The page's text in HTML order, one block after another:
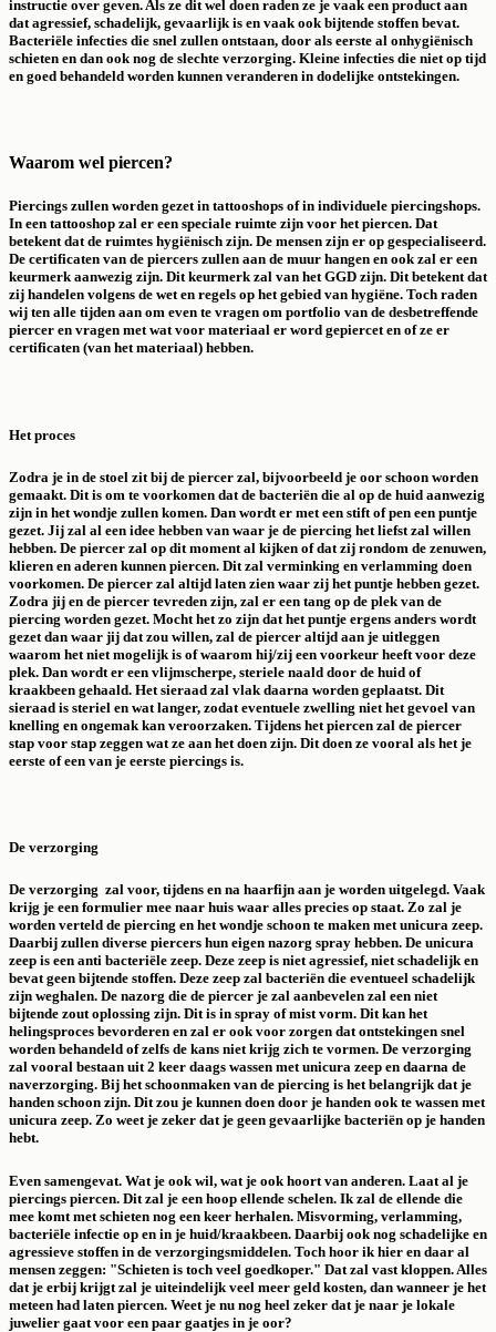
instructie over geven. Als ze dit wel doen raden ze je vaak een product aan
dat agressief, schadelijk, gevaarlijk is en vaak ook bijtende stoffen bevat.
Bacteriële infecties die snel zullen ontstaan, door als eerste al onhygiënisch
schieten en dan ook nog de slechte verzorging. Kleine infecties die niet op tijd
en goed behandeld worden kunnen veranderen in dodelijke ontstekingen.
Waarom wel piercen?
Piercings zullen worden gezet in tattooshops of in individuele piercingshops.
In een tattooshop zal er een speciale ruimte zijn voor het piercen. Dat
betekent dat de ruimtes hygiënisch zijn. De mensen zijn er op gespecialiseerd.
De certificaten van de piercers zullen aan de muur hangen en ook zal er een
keurmerk aanwezig zijn. Dit keurmerk zal van het GGD zijn. Dit betekent dat
zij handelen volgens de wet en regels op het gebied van hygiëne. Toch raden
wij ten alle tijden aan om even te vragen om portfolio van de desbetreffende
piercer en vragen met wat voor materiaal er word gepiercet en of ze er
certificaten (van het materiaal) hebben.
Het proces
Zodra je in de stoel zit bij de piercer zal, bijvoorbeeld je oor schoon worden
gemaakt. Dit is om te voorkomen dat de bacteriën die al op de huid aanwezig
zijn in het wondje zullen komen. Dan wordt er met een stift of pen een puntje
gezet. Jij zal al een idee hebben van waar je de piercing het liefst zal willen
hebben. De piercer zal op dit moment al kijken of dat zij rondom de zenuwen,
klieren en aderen kunnen piercen. Dit zal verminking en verlamming doen
voorkomen. De piercer zal altijd laten zien waar zij het puntje hebben gezet.
Zodra jij en de piercer tevreden zijn, zal er een tang op de plek van de
piercing worden gezet. Mocht het zo zijn dat het puntje ergens anders wordt
gezet dan waar jij dat zou willen, zal de piercer altijd aan je uitleggen
waarom het niet mogelijk is of waarom hij/zij een voorkeur heeft voor deze
plek. Dan wordt er een vlijmscherpe, steriele naald door de huid of
kraakbeen gehaald. Het sieraad zal vlak daarna worden geplaatst. Dit
sieraad is steriel en wat langer, zodat eventuele zwelling niet het gevoel van
knelling en ongemak kan veroorzaken. Tijdens het piercen zal de piercer
stap voor stap zeggen wat ze aan het doen zijn. Dit doen ze vooral als het je
eerste of een van je eerste piercings is.
De verzorging
De verzorging zal voor, tijdens en na haarfijn aan je worden uitgelegd. Vaak
krijg je een formulier mee naar huis waar alles precies op staat. Zo zal je
worden verteld de piercing en het wondje schoon te maken met unicura zeep.
Daarbij zullen diverse piercers hun eigen nazorg spray hebben. De unicura
zeep is een anti bacteriële zeep. Deze zeep is niet agressief, niet schadelijk en
bevat geen bijtende stoffen. Deze zeep zal bacteriën die eventueel schadelijk
zijn weghalen. De nazorg die de piercer je zal aanbevelen zal een niet
bijtende zout oplossing zijn. Dit is in spray of mist vorm. Dit kan het
helingsproces bevorderen en zal er ook voor zorgen dat ontstekingen snel
worden behandeld of zelfs de kans niet krijg zich te vormen. De verzorging
zal vooral bestaan uit 2 keer daags wassen met unicura zeep en daarna de
naverzorging. Bij het schoonmaken van de piercing is het belangrijk dat je
handen schoon zijn. Dit zou je kunnen doen door je handen ook te wassen met
unicura zeep. Zo weet je zeker dat je geen gevaarlijke bacteriën op je handen
hebt.
Even samengevat. Wat je ook wil, wat je ook hoort van anderen. Laat al je
piercings piercen. Dit zal je een hoop ellende schelen. Ik zal de ellende die
mee komt met schieten nog een keer herhalen. Misvorming, verlamming,
bacteriële infectie op en in je huid/kraakbeen. Daarbij ook nog schadelijke en
agressieve stoffen in de verzorgingsmiddelen. Toch hoor ik hier en daar al
mensen zeggen: "Schieten is toch veel goedkoper." Dat zal vast kloppen. Alles
dat je erbij krijgt zal je uiteindelijk veel meer geld kosten, dan wanneer je het
meteen had laten piercen. Weet je nu nog heel zeker dat je naar je lokale
juwelier gaat voor een paar gaatjes in je oor?